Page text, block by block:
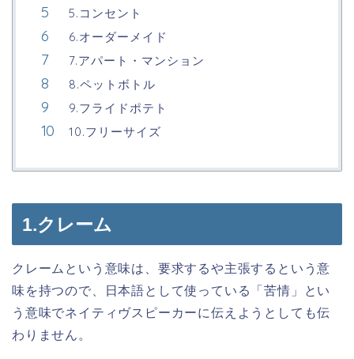
5.コンセント
6.オーダーメイド
7.アパート・マンション
8.ペットボトル
9.フライドポテト
10.フリーサイズ
1.クレーム
クレームという意味は、要求するや主張するという意
味を持つので、日本語として使っている「苦情」とい
う意味でネイティヴスピーカーに伝えようとしても伝
わりません。